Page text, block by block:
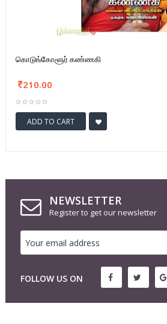
கொடுங்கோளூர் கண்ணகி
210.00
ADD TO CART
NEWSLETTER
Register to get our newsletter
FOLLOW US ON